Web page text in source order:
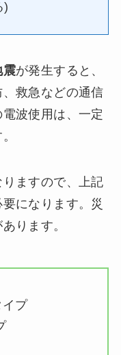
)
震が発生すると、
救急などの通信
波使用は、一定
ますので、上記
要になります。災
ります。
プ